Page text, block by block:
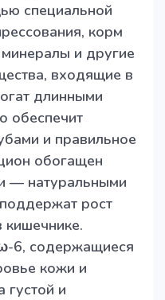
специальной
корм
и другие
входящие в
длинными
обеспечит
и правильное
обогащен
— натуральными
рост
6, содержащиеся
кожи и
густой и